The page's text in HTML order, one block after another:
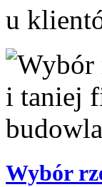
u
Wybór